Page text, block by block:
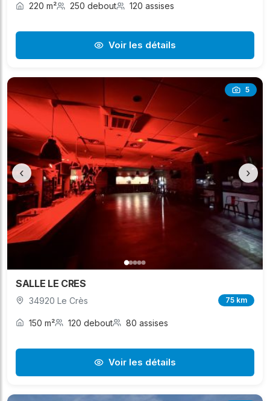
220 m² 250 debout 120 assises
Voir les détails
5
‹ ›
SALLE LE CRES
34920 Le Crès 75 km
150 m² 120 debout 80 assises
Voir les détails